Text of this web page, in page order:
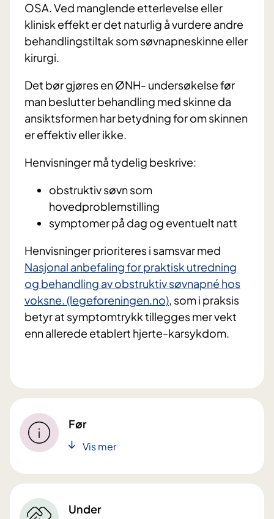
OSA. Ved manglende etterlevelse eller
klinisk effekt er det naturlig å vurdere andre
behandlingstiltak som søvnapneskinne eller
kirurgi.
Det bør gjøres en ØNH- undersøkelse før
man beslutter behandling med skinne da
ansiktsformen har betydning for om skinnen
er effektiv eller ikke.
Henvisninger må tydelig beskrive:
obstruktiv søvn som
hovedproblemstilling
symptomer på dag og eventuelt natt
Henvisninger prioriteres i samsvar med
Nasjonal anbefaling for praktisk utredning
og behandling av obstruktiv søvnapné hos
voksne. (legeforeningen.no), som i praksis
betyr at symptomtrykk tillegges mer vekt
enn allerede etablert hjerte-karsykdom.
Før
Vis mer
Under